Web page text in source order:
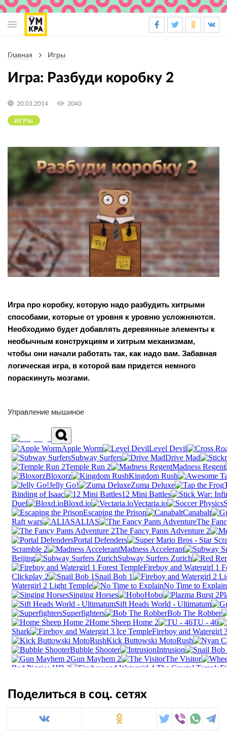
навигации
Главная Игры
Игра: Разбуди коробку 2
ИГРЫ
20.03.2014 2040
Игра про коробку, которую надо разбудить хитрыми
способами, которые от уровня к уровню усложняются.
Необходимо будет добавлять деревянные элементы к
необычным конструкциям и хитрым механизмам,
чтобы они начали работать так, как надо вам. Забавная
логическая игра, в которой вам придется немного
пораскинуть мозгами.
Управление мышиное
Поделиться в соц. сетях